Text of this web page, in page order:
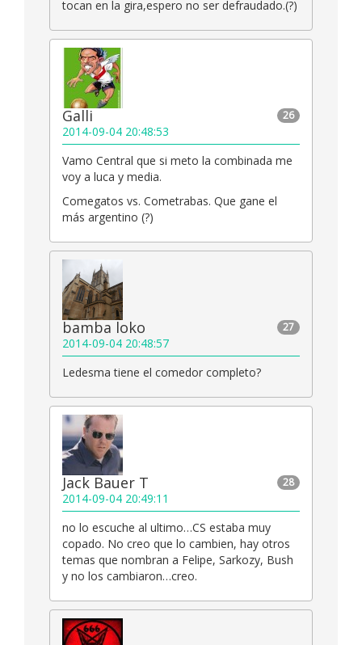
tocan en la gira,espero no ser defraudado.(?)
26
Galli
2014-09-04 20:48:53
Vamo Central que si meto la combinada me
voy a luca y media.
Comegatos vs. Cometrabas. Que gane el
más argentino (?)
27
bamba loko
2014-09-04 20:48:57
Ledesma tiene el comedor completo?
28
Jack Bauer T
2014-09-04 20:49:11
no lo escuche al ultimo…CS estaba muy
copado. No creo que lo cambien, hay otros
temas que nombran a Felipe, Sarkozy, Bush
y no los cambiaron…creo.